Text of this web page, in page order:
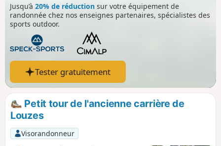
Jusqu’à 20% de réduction sur votre équipement de
randonnée chez nos enseignes partenaires, spécialistes des
sports outdoor.
Tester gratuitement
Petit tour de l'ancienne carrière de
Louzes
Visorandonneur